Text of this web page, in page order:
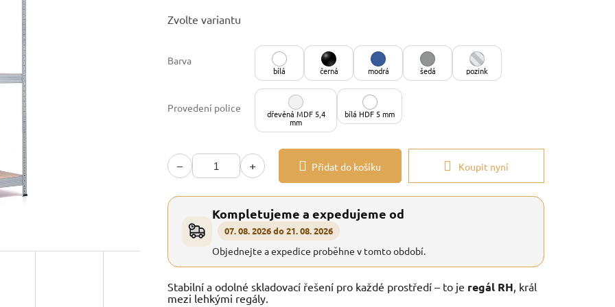
cena:
Zvolte variantu
Barva
bílá černá modrá šedá pozink
Provedení police dřevěná MDF 5,4
mm
bílá HDF 5 mm
− + Přidat do košíku Koupit nyní
Kompletujeme a expedujeme od
07. 08. 2026 do 21. 08. 2026
Objednejte a expedice proběhne v tomto období.
Stabilní a odolné skladovací řešení pro každé prostředí – to je regál RH, král
mezi lehkými regály.